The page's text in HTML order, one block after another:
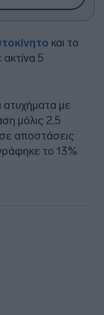
και το
5
ατυχήματα με
μόλις 2,5
αποστάσεις
το 13%